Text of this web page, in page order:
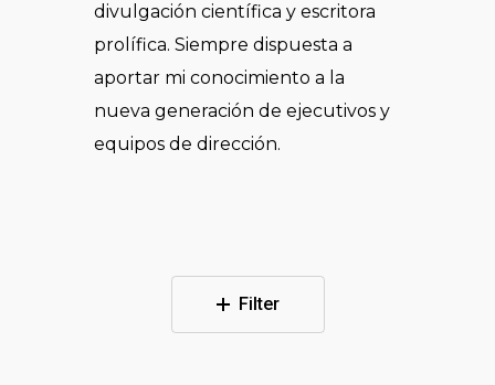
divulgación científica y escritora
prolífica. Siempre dispuesta a
aportar mi conocimiento a la
nueva generación de ejecutivos y
equipos de dirección.
Filter